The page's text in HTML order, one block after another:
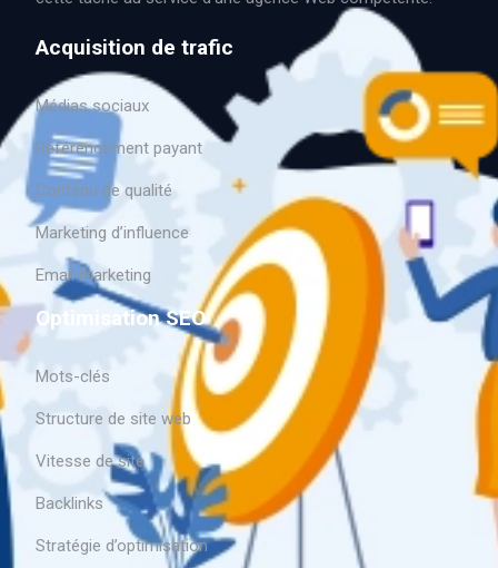
Acquisition de trafic
Médias sociaux
Référencement payant
Contenu de qualité
Marketing d’influence
Email marketing
Optimisation SEO
Mots-clés
Structure de site web
Vitesse de site
Backlinks
Stratégie d’optimisation